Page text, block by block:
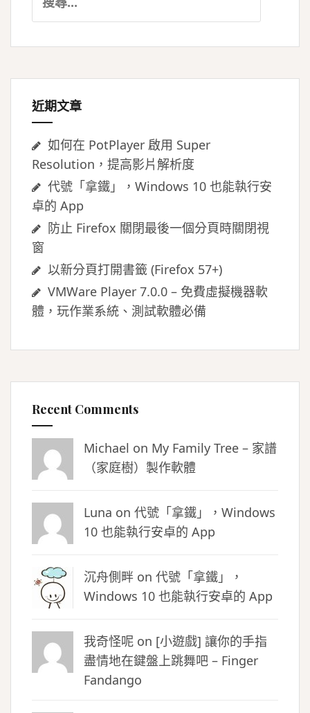
尋
鍵
近期文章
如何在 PotPlayer 啟用 Super
Resolution，提高影片解析度
代號「拿鐵」，Windows 10 也能執行安
卓的 App
防止 Firefox 關閉最後一個分頁時關閉視
窗
以新分頁打開書籤 (Firefox 57+)
VMWare Player 7.0.0 – 免費虛擬機器軟
體，玩作業系統、測試軟體必備
Recent Comments
Michael on My Family Tree – 家譜
（家庭樹）製作軟體
Luna on 代號「拿鐵」，Windows
10 也能執行安卓的 App
沉舟側畔 on 代號「拿鐵」，
Windows 10 也能執行安卓的 App
我奇怪呢 on [小遊戲] 讓你的手指
盡情地在鍵盤上跳舞吧 – Finger
Fandango